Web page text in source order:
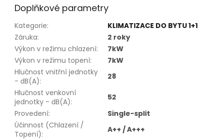
Doplňkové parametry
Kategorie:
KLIMATIZACE DO BYTU 1+1
Záruka:
2 roky
Výkon v režimu chlazení:
7kW
Výkon v režimu topení:
7kW
Hlučnost vnitřní jednotky
- dB(A):
28
Hlučnost venkovní
jednotky - dB(A):
52
Provedení:
Single-split
Účinnost (Chlazení /
Topení):
A++ / A+++